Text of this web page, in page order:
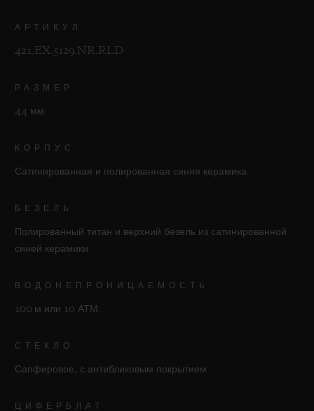
АРТИКУЛ
421.EX.5129.NR.RLD
РАЗМЕР
44 мм
КОРПУС
Сатинированная и полированная синяя керамика
БЕЗЕЛЬ
Полированный титан и верхний безель из сатинированной
синей керамики
ВОДОНЕПРОНИЦАЕМОСТЬ
100 м или 10 АТМ
СТЕКЛО
Сапфировое, с антибликовым покрытием
ЦИФЕРБЛАТ